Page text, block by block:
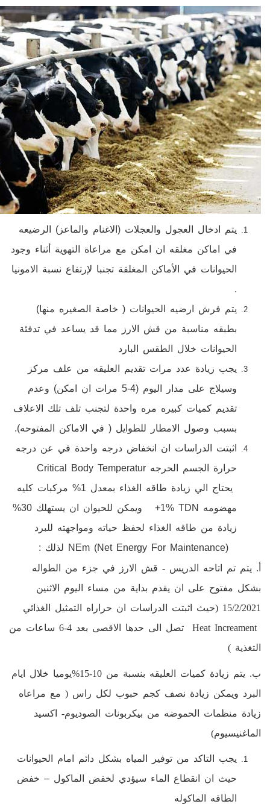
يتم ادخال العجول والعجلات (الاغنام والماعز) الرضيعه
في اماكن مغلقه ان امكن مع مراعاة التهوية أثناء وجود
الحيوانات في الأماكن المغلقة تجنبا لإرتفاع نسبة الامونيا
.
يتم فرش ارضيه الحيوانات ( خاصة الصغيره منها)
بطبقه مناسبة من قش الارز مما قد يساعد في تدفئة
الحيوانات خلال الطقس البارد
يجب زيادة عدد مرات تقديم العليقه من علف مركز
وسيلاج على مدار اليوم (4-5 مرات ان امكن) وعدم
تقديم كميات كبيره مره واحدة لتجنب تلف تلك الاعلاف
بسبب وصول الامطار للطوايل ( في الاماكن المفتوحه).
اثبتت الدراسات ان انخفاض درجه واحدة في عن درجه
حرارة الجسم الحرجه Critical Body Temperatur
يحتاج الي زيادة طاقه الغذاء بمعدل 1% مركبات كليه
مهضومه
+1% TDN
ويمكن للحيوان ان يستهلك 30%
زيادة من طاقه الغذاء لحفظ حياته ومواجهته للبرد
NEm (net Energy For Maintenance) لذلك :
أ. يتم تم اتاحه الدريس - قش الارز في جزء من الطواله
بشكل مفتوح على ان يقدم بداية من مساء اليوم الاثنين
15/2/2021 (حيث اثبتت الدراسات ان حراراه التمثيل الغذائي
Heat Increament
تصل الى حدها الاقصى بعد 4-6 ساعات من
التغذية )
ب. يتم زيادة كميات العليقه بنسبة من 10-15%يوميا خلال ايام
البرد ويمكن زيادة نصف كجم حبوب لكل راس ( مع مراعاه
زيادة منظمات الحموضه من بيكربونات الصوديوم- اكسيد
الماغنيسيوم)
يجب التاكد من توفير المياه بشكل دائم امام الحيوانات
حيث ان انقطاع الماء سيؤدي لخفض الماكول – خفض
الطاقه الماكوله